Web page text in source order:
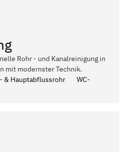
Rohr - und Kanalreinigung in
mit modernster Technik.
& Hauptabflussrohr
WC-